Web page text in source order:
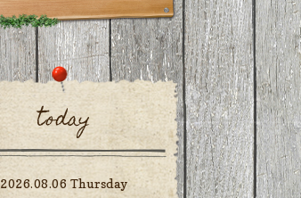
today
2026.08.06 Thursday